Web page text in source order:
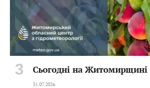
Сьогодні на Житомирщині
31.07.2026